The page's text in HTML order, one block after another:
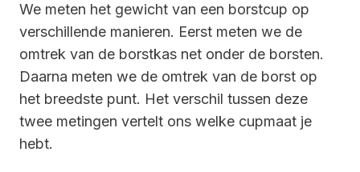
We meten het gewicht van een borstcup op
verschillende manieren. Eerst meten we de
omtrek van de borstkas net onder de borsten.
Daarna meten we de omtrek van de borst op
het breedste punt. Het verschil tussen deze
twee metingen vertelt ons welke cupmaat je
hebt.